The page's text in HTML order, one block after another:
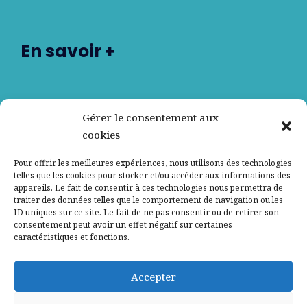
Gérer le consentement aux
cookies
Pour offrir les meilleures expériences, nous utilisons des technologies
telles que les cookies pour stocker et/ou accéder aux informations des
appareils. Le fait de consentir à ces technologies nous permettra de
traiter des données telles que le comportement de navigation ou les
ID uniques sur ce site. Le fait de ne pas consentir ou de retirer son
consentement peut avoir un effet négatif sur certaines
caractéristiques et fonctions.
Accepter
En savoir +
Contactez-nous
Mentions légales